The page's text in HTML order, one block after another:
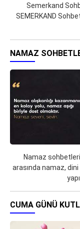
Semerkand
SEMERKAND
NAMAZ
Namaz
arasında namaz,
CUMA GÜNÜ